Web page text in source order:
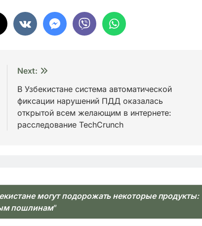
Next:
В Узбекистане система автоматической
фиксации нарушений ПДД оказалась
открытой всем желающим в интернете:
расследование TechCrunch
могут подорожать некоторые продукты:
пошлинам”